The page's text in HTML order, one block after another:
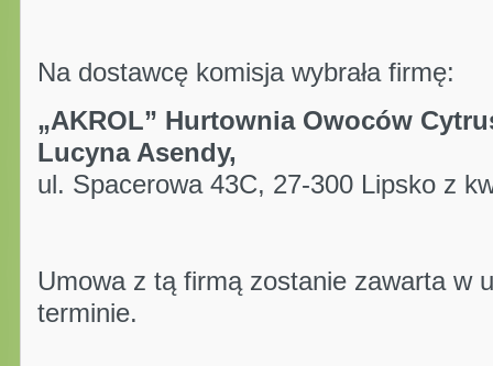
Na dostawcę komisja wybrała firmę:
„AKROL” Hurtownia Owoców
Lucyna Asendy,
ul. Spacerowa 43C, 27-300 Lipsko z
Umowa z tą firmą zostanie zawarta w
terminie.